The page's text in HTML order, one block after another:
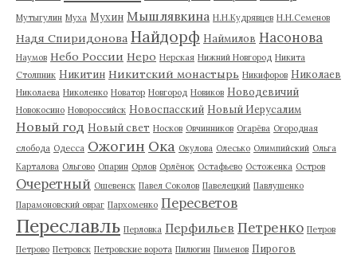
Мутыгулин Муха Мухин Мышлявкина Н.Н.Кудрявцев Н.Н.Семенов
Надя Спиридонова Найдорф Наймилов Насонова
Наумов Небо России Неро Нерская Нижний Новгород Никита
Столпник Никитин Никитский монастырь Никифоров Николаев
Николаева Николенко Новатор Новгород Новиков Новодевичий
Новокосино Новороссийск Новоспасский Новый Иерусалим
Новый год Новый свет Носков Овчинников Огарёва Огородная
слобода Одесса Ожогин Ока Окулова Олесько Олимпийский Ольга
Карталова Ольгово Опарин Орлов Орлёнок Остафьево Остоженка Остров
Очеретный Ошевенск Павел Соколов Павелецкий Павлушенко
Парамоновский овраг Пархоменко Пересветов
Переславль Перловка Перфильев Петренко Петров
Петрово Петровск Петровские ворота Пилюгин Пименов Пирогов